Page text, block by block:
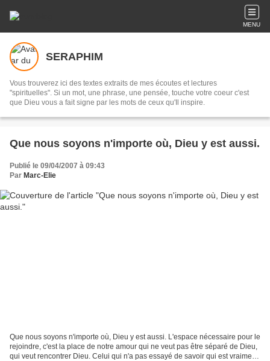
MENU
SERAPHIM
Vous trouverez ici des textes extraits de mes écoutes et lectures
"spirituelles". Si un mot, une phrase, une pensée, touche votre coeur c'est
que Dieu vous a fait signe par les mots de ceux qu'Il inspire.
Que nous soyons n'importe où, Dieu y est aussi.
Publié le 09/04/2007 à 09:43
Par Marc-Elie
Que nous soyons n'importe où, Dieu y est aussi. L'espace nécessaire pour le
rejoindre, c'est la place de notre amour qui ne veut pas être séparé de Dieu,
qui veut rencontrer Dieu. Celui qui n'a pas essayé de savoir qui est vraiment,